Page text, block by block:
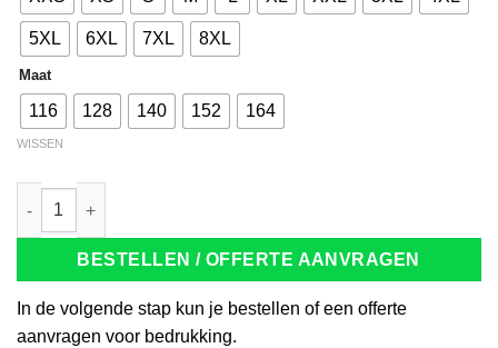
5XL 6XL 7XL 8XL
Maat
116 128 140 152 164
WISSEN
Tricorp 502013 Werkbroek Cordura Canvas Kind donkergrijs
BESTELLEN / OFFERTE AANVRAGEN
In de volgende stap kun je bestellen of een offerte
aanvragen voor bedrukking.